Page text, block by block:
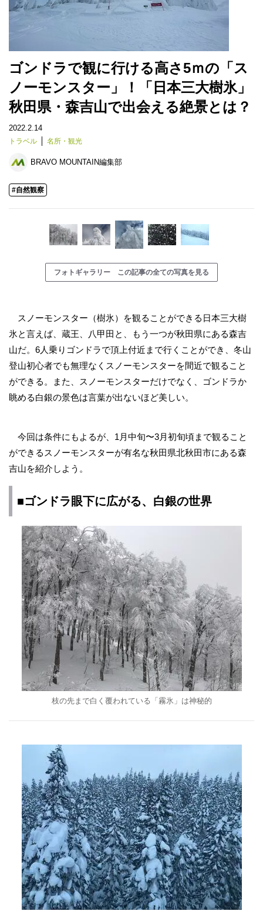
ゴンドラで観に行ける高さ5ｍの「ス
ノーモンスター」！「日本三大樹氷」
秋田県・森吉山で出会える絶景とは？
2022.2.14
トラベル 名所・観光
BRAVO MOUNTAIN編集部
#自然観察
フォトギャラリー この記事の全ての写真を見る
スノーモンスター（樹氷）を観ることができる日本三大樹
氷と言えば、蔵王、八甲田と、もう一つが秋田県にある森吉
山だ。6人乗りゴンドラで頂上付近まで行くことができ、冬山
登山初心者でも無理なくスノーモンスターを間近で観ること
ができる。また、スノーモンスターだけでなく、ゴンドラか
眺める白銀の景色は言葉が出ないほど美しい。
今回は条件にもよるが、1月中旬〜3月初旬頃まで観ること
ができるスノーモンスターが有名な秋田県北秋田市にある森
吉山を紹介しよう。
■ゴンドラ眼下に広がる、白銀の世界
枝の先まで白く覆われている「霧氷」は神秘的